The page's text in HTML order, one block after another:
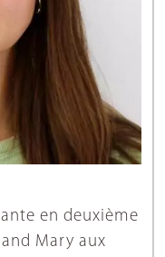
en deuxième
Mary aux